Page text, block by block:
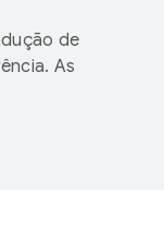
de
As